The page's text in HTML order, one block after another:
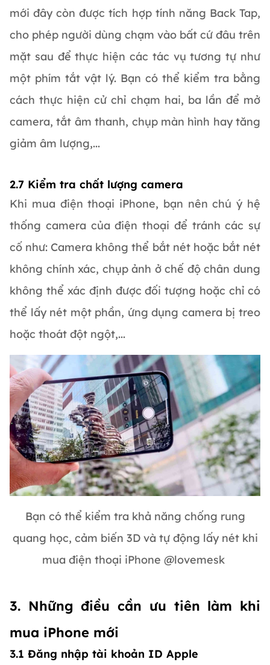
mới đây còn được tích hợp tính năng Back Tap,
cho phép người dùng chạm vào bất cứ đâu trên
mặt sau để thực hiện các tác vụ tương tự như
một phím tắt vật lý. Bạn có thể kiểm tra bằng
cách thực hiện cử chỉ chạm hai, ba lần để mở
camera, tắt âm thanh, chụp màn hình hay tăng
giảm âm lượng,...
2.7 Kiểm tra chất lượng camera
Khi mua điện thoại iPhone, bạn nên chú ý hệ
thống camera của điện thoại để tránh các sự
cố như: Camera không thể bắt nét hoặc bắt nét
không chính xác, chụp ảnh ở chế độ chân dung
không thể xác định được đối tượng hoặc chỉ có
thể lấy nét một phần, ứng dụng camera bị treo
hoặc thoát đột ngột,...
Bạn có thể kiểm tra khả năng chống rung
quang học, cảm biến 3D và tự động lấy nét khi
mua điện thoại iPhone @lovemesk
3. Những điều cần ưu tiên làm khi
mua iPhone mới
3.1 Đăng nhập tài khoản ID Apple